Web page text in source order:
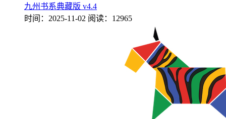
九州书系典藏版 v4.4
时间：2025-11-02 阅读：12965